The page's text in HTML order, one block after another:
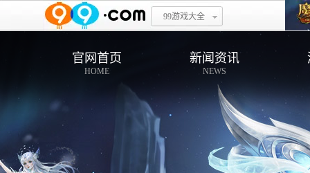
99游戏大全
官网首页
HOME
新闻资讯
NEWS